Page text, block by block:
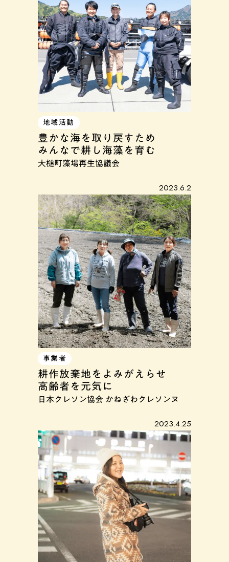
地域活動
豊かな海を取り戻すため
みんなで耕し海藻を育む
大槌町藻場再生協議会
2023.6.2
事業者
耕作放棄地をよみがえらせ
高齢者を元気に
日本クレソン協会 かねざわクレソンヌ
2023.4.25